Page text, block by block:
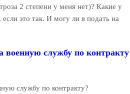
2 степени у меня нет)? Какие у
это так. И могу ли я подать на
военную службу по контракту
службу по контракту?